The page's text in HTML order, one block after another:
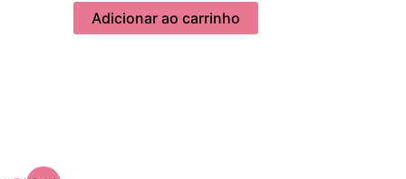
Adicionar ao carrinho